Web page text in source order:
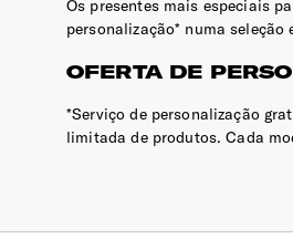
Os presentes mais especiais
personalização* numa
OFERTA DE
*Serviço de personalização
limitada de produtos. Cada